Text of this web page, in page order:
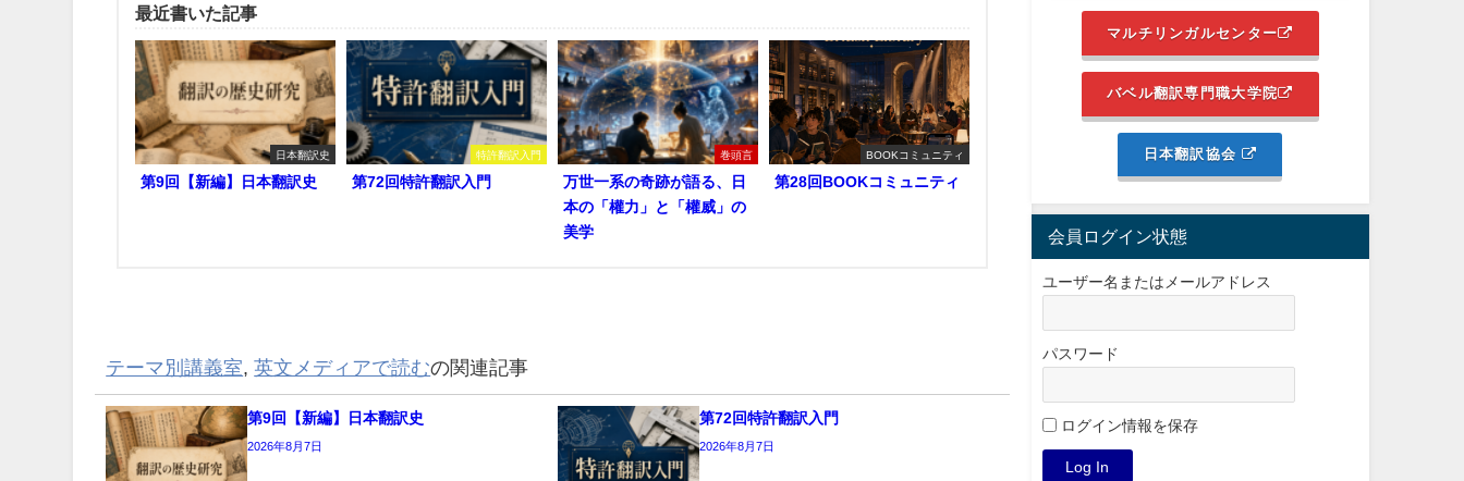
最近書いた記事
日本翻訳史
第9回【新編】日本翻訳史
特許翻訳入門
第72回特許翻訳入門
巻頭言
万世一系の奇跡が語る、日
本の「權力」と「權威」の
美学
BOOKコミュニティ
第28回BOOKコミュニティ
テーマ別講義室,英文メディアで読むの関連記事
第9回【新編】日本翻訳史
2026年8月7日
第72回特許翻訳入門
2026年8月7日
マルチリンガルセンター
バベル翻訳専門職大学院
日本翻訳協会
会員ログイン状態
ユーザー名またはメールアドレス
パスワード
ログイン情報を保存